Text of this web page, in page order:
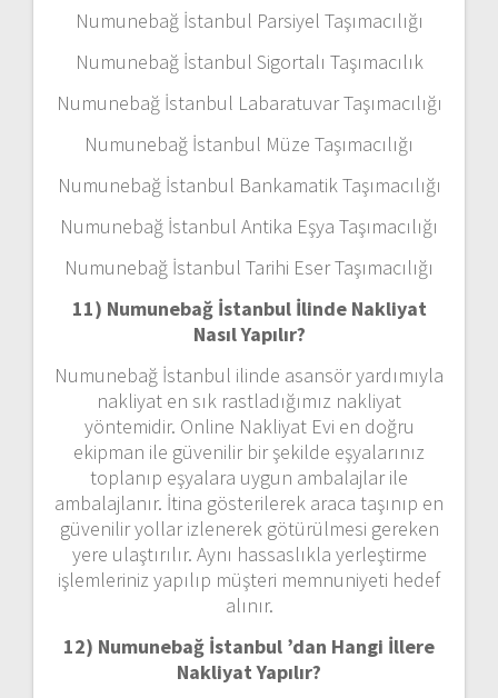
Numunebağ İstanbul Parsiyel Taşımacılığı
Numunebağ İstanbul Sigortalı Taşımacılık
Numunebağ İstanbul Labaratuvar Taşımacılığı
Numunebağ İstanbul Müze Taşımacılığı
Numunebağ İstanbul Bankamatik Taşımacılığı
Numunebağ İstanbul Antika Eşya Taşımacılığı
Numunebağ İstanbul Tarihi Eser Taşımacılığı
11) Numunebağ İstanbul İlinde Nakliyat
Nasıl Yapılır?
Numunebağ İstanbul ilinde asansör yardımıyla
nakliyat en sık rastladığımız nakliyat
yöntemidir. Online Nakliyat Evi en doğru
ekipman ile güvenilir bir şekilde eşyalarınız
toplanıp eşyalara uygun ambalajlar ile
ambalajlanır. İtina gösterilerek araca taşınıp en
güvenilir yollar izlenerek götürülmesi gereken
yere ulaştırılır. Aynı hassaslıkla yerleştirme
işlemleriniz yapılıp müşteri memnuniyeti hedef
alınır.
12) Numunebağ İstanbul ’dan Hangi İllere
Nakliyat Yapılır?